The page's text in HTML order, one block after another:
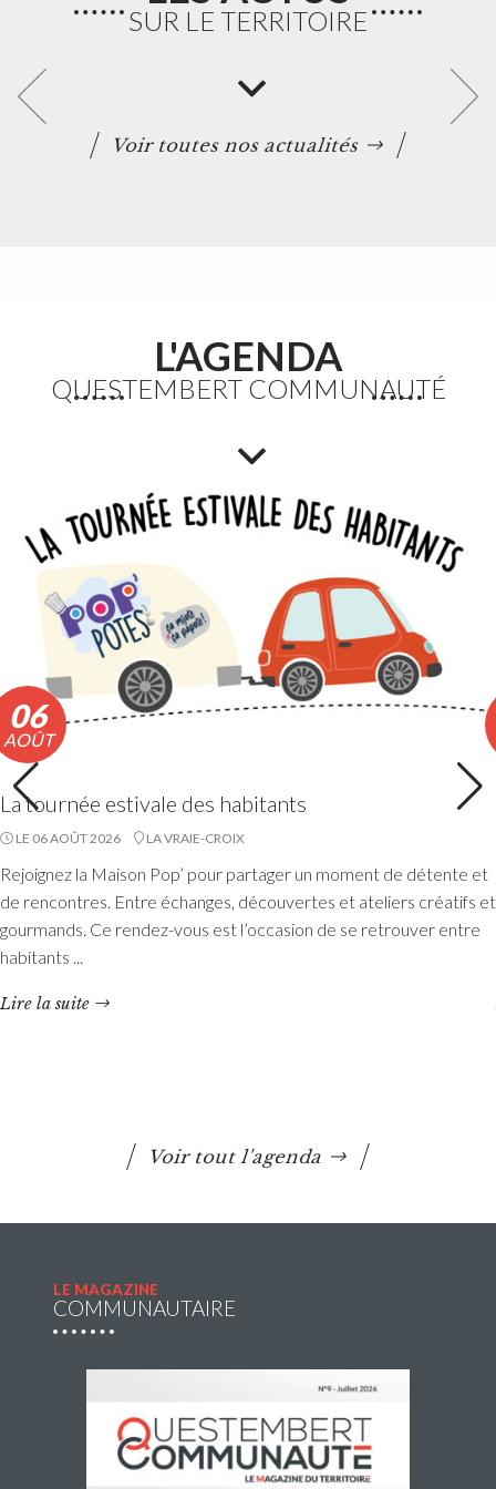
SUR LE TERRITOIRE
Etang du Moulin Neuf : baignade interdite
nautiques. La consommation de poissons pêchés est
Lire la suite
Accueils de loisirs : Ouverture des
réservations des mercredis de septembre à
décembre 2026
Les réservations des mercredis aux accueils de loisirs de
décembre 2026, sont ouvertes à partir du 20 juillet 2026
Navette estivale : une escapade à Damgan ou
à Rochefort-en-Terre pour 2€ l’A/R
Questembert Communauté propose une navette du jeudi
Voir toutes nos actualités
L'AGENDA
QUESTEMBERT COMMUNAUTÉ
06
AOÛT
La tournée estivale des habitants
LE 06 AOÛT 2026 LA VRAIE-CROIX
Rejoignez la Maison Pop’ pour partager un moment de détente et
de rencontres. Entre échanges, découvertes et ateliers créatifs et
gourmands. Ce rendez-vous est l’occasion de se retrouver entre
habitants ...
Lire la suite
Voir tout l'agenda
LE MAGAZINE
COMMUNAUTAIRE